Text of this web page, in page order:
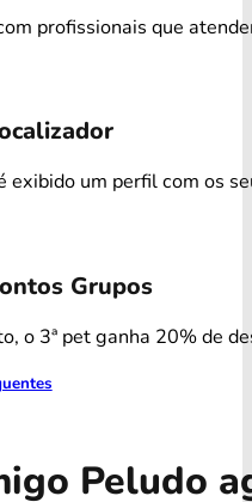
profissionais que
um perfil com os
Grupos
o 3ª pet ganha 20% de
Peludo